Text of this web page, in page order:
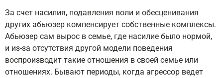
За счет насилия, подавления воли и обесценивания
других абьюзер компенсирует собственные комплексы.
Абьюзер сам вырос в семье, где насилие было нормой,
и из-за отсутствия другой модели поведения
воспроизводит такие отношения в своей семье или
отношениях. Бывают периоды, когда агрессор ведет